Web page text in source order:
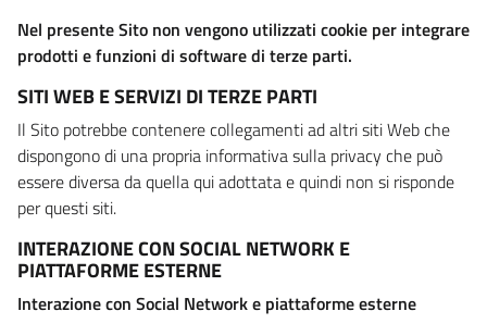
Nel presente Sito non vengono utilizzati cookie per integrare
prodotti e funzioni di software di terze parti.
SITI WEB E SERVIZI DI TERZE PARTI
Il Sito potrebbe contenere collegamenti ad altri siti Web che
dispongono di una propria informativa sulla privacy che può
essere diversa da quella qui adottata e quindi non si risponde
per questi siti.
INTERAZIONE CON SOCIAL NETWORK E
PIATTAFORME ESTERNE
Interazione con Social Network e piattaforme esterne